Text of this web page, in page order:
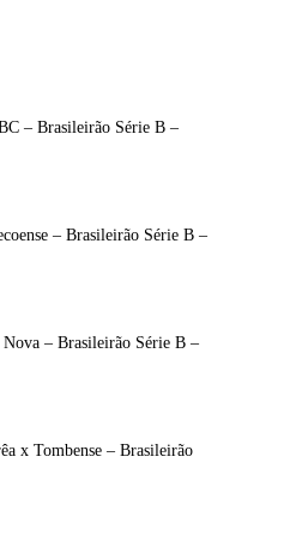
– Brasileirão Série B –
– Brasileirão Série B –
– Brasileirão Série B –
x Tombense – Brasileirão